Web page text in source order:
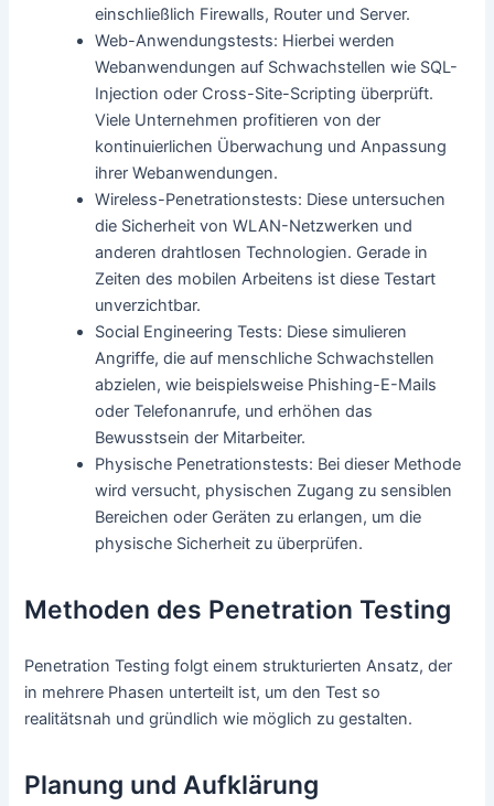
einschließlich Firewalls, Router und Server.
Web-Anwendungstests: Hierbei werden
Webanwendungen auf Schwachstellen wie SQL-
Injection oder Cross-Site-Scripting überprüft.
Viele Unternehmen profitieren von der
kontinuierlichen Überwachung und Anpassung
ihrer Webanwendungen.
Wireless-Penetrationstests: Diese untersuchen
die Sicherheit von WLAN-Netzwerken und
anderen drahtlosen Technologien. Gerade in
Zeiten des mobilen Arbeitens ist diese Testart
unverzichtbar.
Social Engineering Tests: Diese simulieren
Angriffe, die auf menschliche Schwachstellen
abzielen, wie beispielsweise Phishing-E-Mails
oder Telefonanrufe, und erhöhen das
Bewusstsein der Mitarbeiter.
Physische Penetrationstests: Bei dieser Methode
wird versucht, physischen Zugang zu sensiblen
Bereichen oder Geräten zu erlangen, um die
physische Sicherheit zu überprüfen.
Methoden des Penetration Testing
Penetration Testing folgt einem strukturierten Ansatz, der
in mehrere Phasen unterteilt ist, um den Test so
realitätsnah und gründlich wie möglich zu gestalten.
Planung und Aufklärung